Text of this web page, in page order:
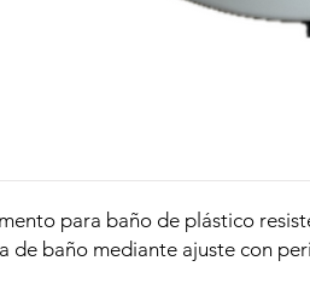
para baño de plástico
de baño mediante ajuste con